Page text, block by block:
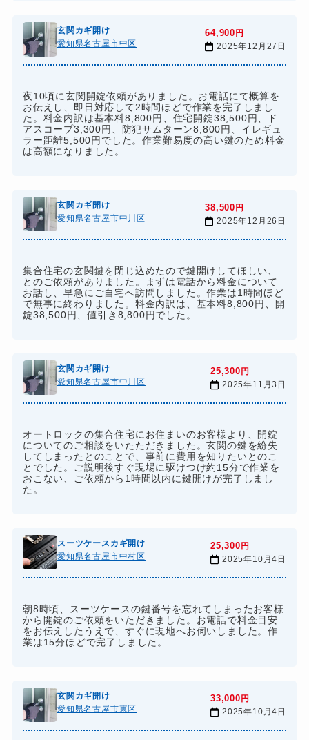
玄関カギ開け
愛知県名古屋市中区
64,900円
2025年12月27日
夜10頃に玄関開錠依頼がありました。お電話にて概算を
お伝えし、即日対応して2時間ほどで作業を完了しまし
た。料金内訳は基本料8,800円、住宅開錠38,500円、ド
アスコープ3,300円、防犯サムターン8,800円、イレギュ
ラー距離5,500円でした。作業難易度の高い鍵のため料金
は高額になりました。
玄関カギ開け
愛知県名古屋市中川区
38,500円
2025年12月26日
集合住宅の玄関鍵を閉じ込めたので鍵開けしてほしい、
とのご依頼がありました。まずは電話から料金について
お話し、早急にご自宅へ訪問しました。作業は1時間ほど
で無事に終わりました。料金内訳は、基本料8,800円、開
錠38,500円、値引き8,800円でした。
玄関カギ開け
愛知県名古屋市中川区
25,300円
2025年11月3日
オートロックの集合住宅にお住まいのお客様より、開錠
についてのご相談をいたただきました。玄関の鍵を紛失
してしまったとのことで、事前に費用を知りたいとのこ
とでした。ご説明後すぐ現場に駆けつけ約15分で作業を
おこない、ご依頼から1時間以内に鍵開けが完了しまし
た。
スーツケースカギ開け
愛知県名古屋市中村区
25,300円
2025年10月4日
朝8時頃、スーツケースの鍵番号を忘れてしまったお客様
から開錠のご依頼をいただきました。お電話で料金目安
をお伝えしたうえで、すぐに現地へお伺いしました。作
業は15分ほどで完了しました。
玄関カギ開け
愛知県名古屋市東区
33,000円
2025年10月4日